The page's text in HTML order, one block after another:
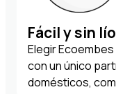
Fácil y sin
Elegir
con un único
domésticos,